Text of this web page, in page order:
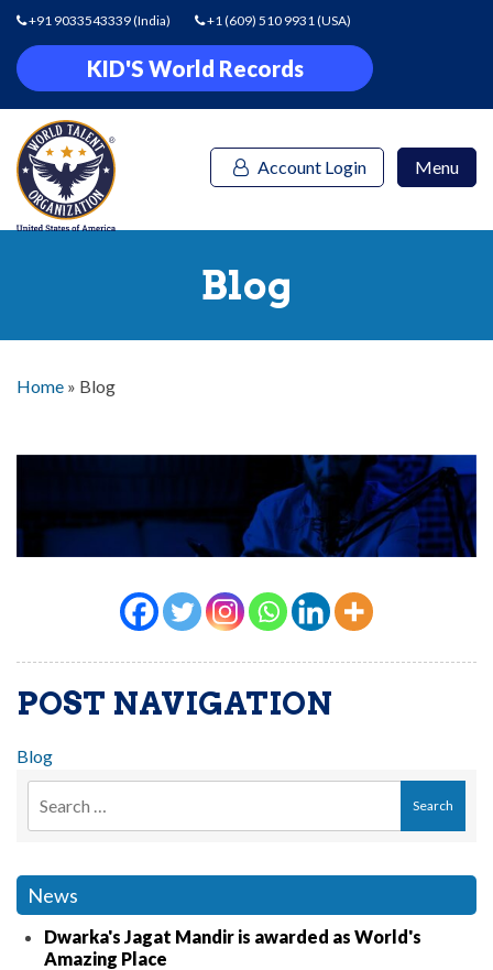
+91 9033543339(India) +1 (609) 510 9931(USA)
KID'S World Records
Account Login Menu
Blog
Home » Blog
POST NAVIGATION
Blog
News
Dwarka's Jagat Mandir is awarded as World's
Amazing Place